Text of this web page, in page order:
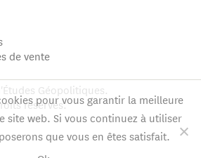
de vente
Géopolitiques.
réservés.
pour vous garantir la meilleure
site web. Si vous continuez à utiliser
que vous en êtes satisfait.